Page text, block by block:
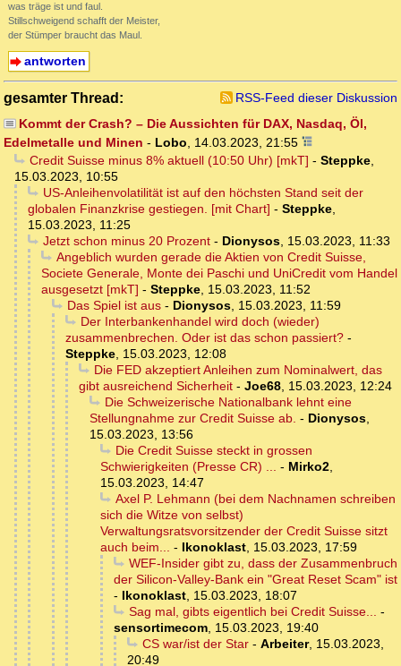
was träge ist und faul.
Stillschweigend schafft der Meister,
der Stümper braucht das Maul.
antworten
gesamter Thread:
RSS-Feed dieser Diskussion
Kommt der Crash? – Die Aussichten für DAX, Nasdaq, Öl,
Edelmetalle und Minen - Lobo, 14.03.2023, 21:55
Credit Suisse minus 8% aktuell (10:50 Uhr) [mkT] - Steppke,
15.03.2023, 10:55
US-Anleihenvolatilität ist auf den höchsten Stand seit der
globalen Finanzkrise gestiegen. [mit Chart] - Steppke,
15.03.2023, 11:25
Jetzt schon minus 20 Prozent- Dionysos, 15.03.2023, 11:33
Angeblich wurden gerade die Aktien von Credit Suisse,
Societe Generale, Monte dei Paschi und UniCredit vom Handel
ausgesetzt [mkT] - Steppke, 15.03.2023, 11:52
Das Spiel ist aus- Dionysos, 15.03.2023, 11:59
Der Interbankenhandel wird doch (wieder)
zusammenbrechen. Oder ist das schon passiert? -
Steppke, 15.03.2023, 12:08
Die FED akzeptiert Anleihen zum Nominalwert, das
gibt ausreichend Sicherheit - Joe68, 15.03.2023, 12:24
Die Schweizerische Nationalbank lehnt eine
Stellungnahme zur Credit Suisse ab. - Dionysos,
15.03.2023, 13:56
Die Credit Suisse steckt in grossen
Schwierigkeiten (Presse CR) ... - Mirko2,
15.03.2023, 14:47
Axel P. Lehmann (bei dem Nachnamen schreiben
sich die Witze von selbst)
Verwaltungsratsvorsitzender der Credit Suisse sitzt
auch beim... - Ikonoklast, 15.03.2023, 17:59
WEF-Insider gibt zu, dass der Zusammenbruch
der Silicon-Valley-Bank ein "Great Reset Scam" ist
- Ikonoklast, 15.03.2023, 18:07
Sag mal, gibts eigentlich bei Credit Suisse... -
sensortimecom, 15.03.2023, 19:40
CS war/ist der Star- Arbeiter, 15.03.2023,
20:49